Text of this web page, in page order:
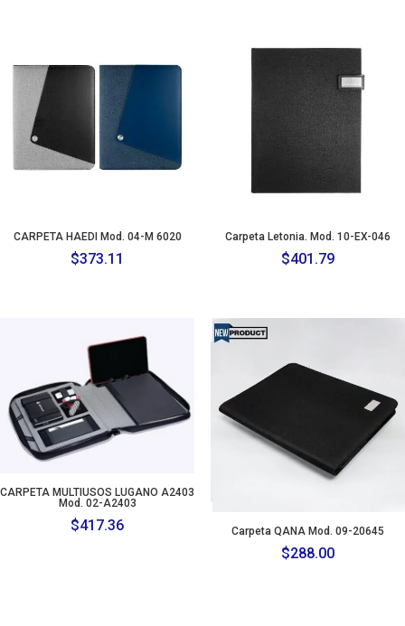
CARPETA HAEDI Mod. 04-M 6020
$373.11
Carpeta Letonia. Mod. 10-EX-046
$401.79
CARPETA MULTIUSOS LUGANO A2403
Mod. 02-A2403
$417.36 Carpeta QANA Mod. 09-20645
$288.00